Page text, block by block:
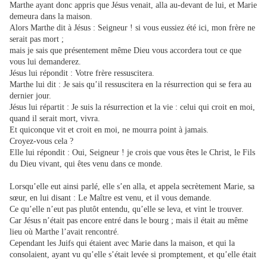
Marthe ayant donc appris que Jésus venait, alla au-devant de lui, et Marie
demeura dans la maison.
Alors Marthe dit à Jésus : Seigneur ! si vous eussiez été ici, mon frère ne
serait pas mort ;
mais je sais que présentement même Dieu vous accordera tout ce que
vous lui demanderez.
Jésus lui répondit : Votre frère ressuscitera.
Marthe lui dit : Je sais qu’il ressuscitera en la résurrection qui se fera au
dernier jour.
Jésus lui répartit : Je suis la résurrection et la vie : celui qui croit en moi,
quand il serait mort, vivra.
Et quiconque vit et croit en moi, ne mourra point à jamais.
Croyez-vous cela ?
Elle lui répondit : Oui, Seigneur ! je crois que vous êtes le Christ, le Fils
du Dieu vivant, qui êtes venu dans ce monde.
Lorsqu’elle eut ainsi parlé, elle s’en alla, et appela secrètement Marie, sa
sœur, en lui disant : Le Maître est venu, et il vous demande.
Ce qu’elle n’eut pas plutôt entendu, qu’elle se leva, et vint le trouver.
Car Jésus n’était pas encore entré dans le bourg ; mais il était au même
lieu où Marthe l’avait rencontré.
Cependant les Juifs qui étaient avec Marie dans la maison, et qui la
consolaient, ayant vu qu’elle s’était levée si promptement, et qu’elle était